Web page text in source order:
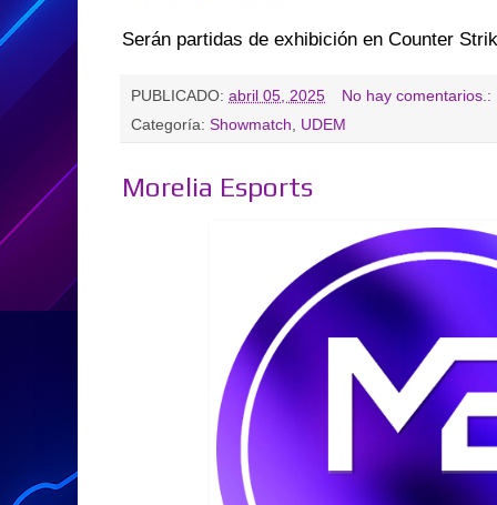
Serán partidas de exhibición en Counter
PUBLICADO: abril 05, 2025
No hay comentarios.:
Categoría: Showmatch, UDEM
Morelia Esports